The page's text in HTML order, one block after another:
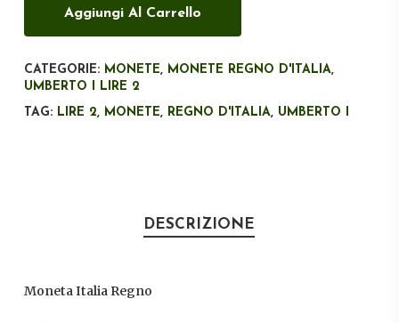
Aggiungi Al Carrello
CATEGORIE: MONETE, MONETE REGNO D'ITALIA,
UMBERTO I LIRE 2
TAG: LIRE 2, MONETE, REGNO D'ITALIA, UMBERTO I
DESCRIZIONE
Moneta Italia Regno